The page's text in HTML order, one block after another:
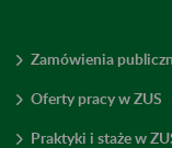
Zamówienia
Oferty pracy w ZUS
Praktyki i staże w